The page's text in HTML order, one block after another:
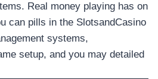
Real money playing has on
can pills in the SlotsandCasino
systems,
setup, and you may detailed